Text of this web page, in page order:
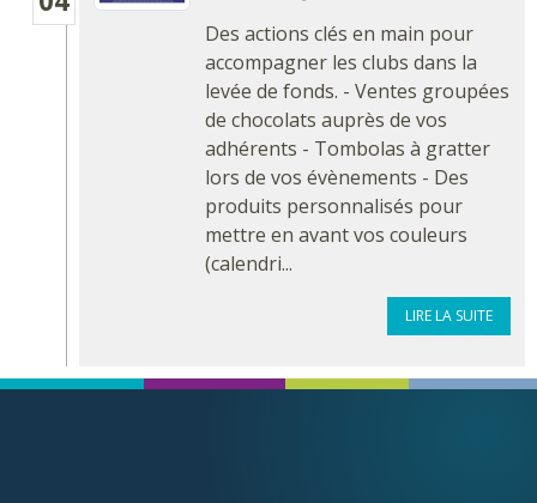
Des actions clés en main pour
accompagner les clubs dans la
levée de fonds. - Ventes groupées
de chocolats auprès de vos
adhérents - Tombolas à gratter
lors de vos évènements - Des
produits personnalisés pour
mettre en avant vos couleurs
(calendri...
LIRE LA SUITE